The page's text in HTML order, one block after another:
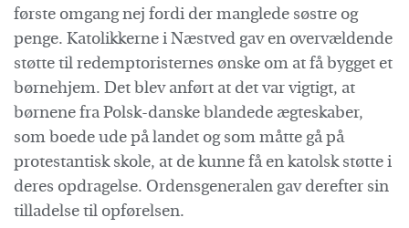
første omgang nej fordi der manglede søstre og
penge. Katolikkerne i Næstved gav en overvældende
støtte til redemptoristernes ønske om at få bygget et
børnehjem. Det blev anført at det var vigtigt, at
børnene fra Polsk-danske blandede ægteskaber,
som boede ude på landet og som måtte gå på
protestantisk skole, at de kunne få en katolsk støtte i
deres opdragelse. Ordensgeneralen gav derefter sin
tilladelse til opførelsen.